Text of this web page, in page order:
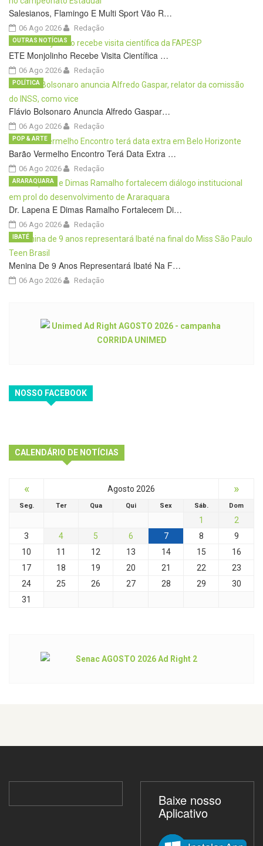
Salesianos, Flamingo E Multi Sport Vão R…
06 Ago 2026 Redação
ETE Monjolinho Recebe Visita Científica …
06 Ago 2026
OUTRAS NOTÍCIAS
Redação
Flávio Bolsonaro Anuncia Alfredo Gaspar…
06 Ago 2026
POLÍTICA
Redação
Barão Vermelho Encontro Terá Data Extra …
06 Ago 2026
POP & ARTE
Redação
Dr. Lapena E Dimas Ramalho Fortalecem Di…
06 Ago 2026
ARARAQUARA
Redação
Menina De 9 Anos Representará Ibaté Na F…
06 Ago 2026
IBATÉ
Redação
NOSSO FACEBOOK
CALENDÁRIO DE NOTÍCIAS
« Agosto 2026 »
Seg. Ter Qua Qui Sex Sáb. Dom
1
2
3
4 5 6 7 8
9
10
11 12 13 14 15
16
17
18 19 20 21 22
23
24
25 26 27 28 29
30
31
Baixe nosso
Aplicativo